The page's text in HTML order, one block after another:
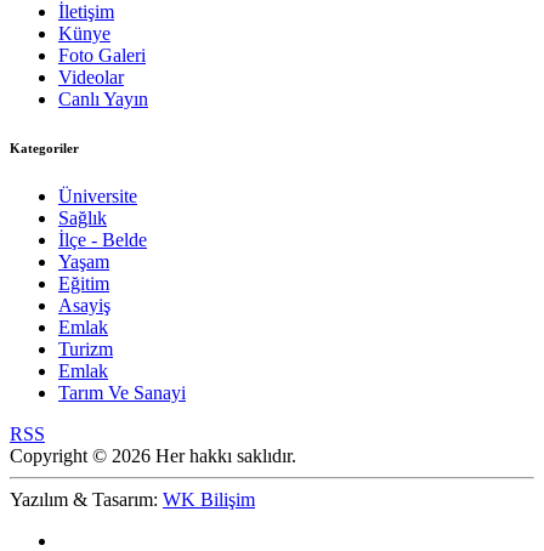
İletişim
Künye
Foto Galeri
Videolar
Canlı Yayın
Kategoriler
Üniversite
Sağlık
İlçe - Belde
Yaşam
Eğitim
Asayiş
Emlak
Turizm
Emlak
Tarım Ve Sanayi
RSS
Copyright © 2026 Her hakkı saklıdır.
Yazılım & Tasarım: WK Bilişim